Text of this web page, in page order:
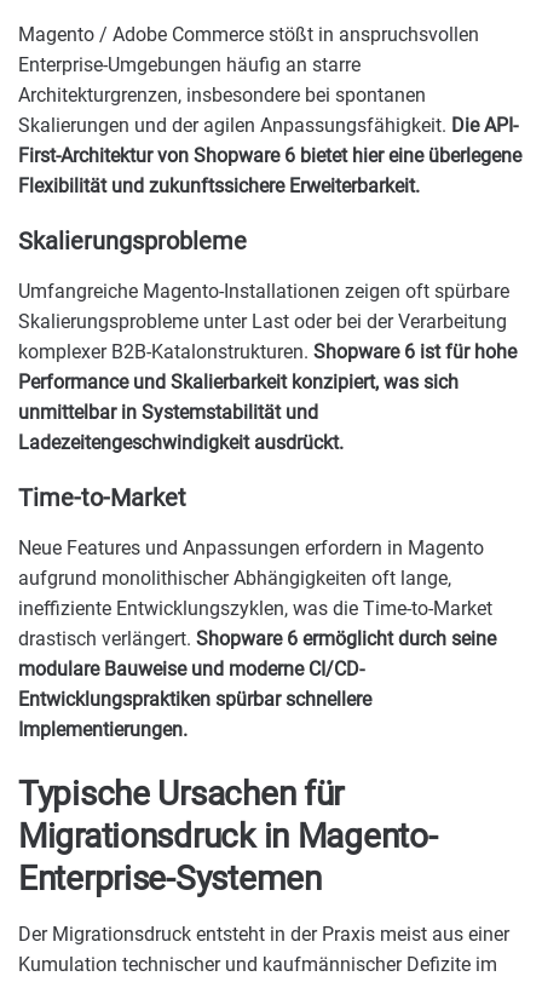
Magento / Adobe Commerce stößt in anspruchsvollen
Enterprise-Umgebungen häufig an starre
Architekturgrenzen, insbesondere bei spontanen
Skalierungen und der agilen Anpassungsfähigkeit. Die API-
First-Architektur von Shopware 6 bietet hier eine überlegene
Flexibilität und zukunftssichere Erweiterbarkeit.
Skalierungsprobleme
Umfangreiche Magento-Installationen zeigen oft spürbare
Skalierungsprobleme unter Last oder bei der Verarbeitung
komplexer B2B-Katalonstrukturen. Shopware 6 ist für hohe
Performance und Skalierbarkeit konzipiert, was sich
unmittelbar in Systemstabilität und
Ladezeitengeschwindigkeit ausdrückt.
Time-to-Market
Neue Features und Anpassungen erfordern in Magento
aufgrund monolithischer Abhängigkeiten oft lange,
ineffiziente Entwicklungszyklen, was die Time-to-Market
drastisch verlängert. Shopware 6 ermöglicht durch seine
modulare Bauweise und moderne CI/CD-
Entwicklungspraktiken spürbar schnellere
Implementierungen.
Typische Ursachen für
Migrationsdruck in Magento-
Enterprise-Systemen
Der Migrationsdruck entsteht in der Praxis meist aus einer
Kumulation technischer und kaufmännischer Defizite im